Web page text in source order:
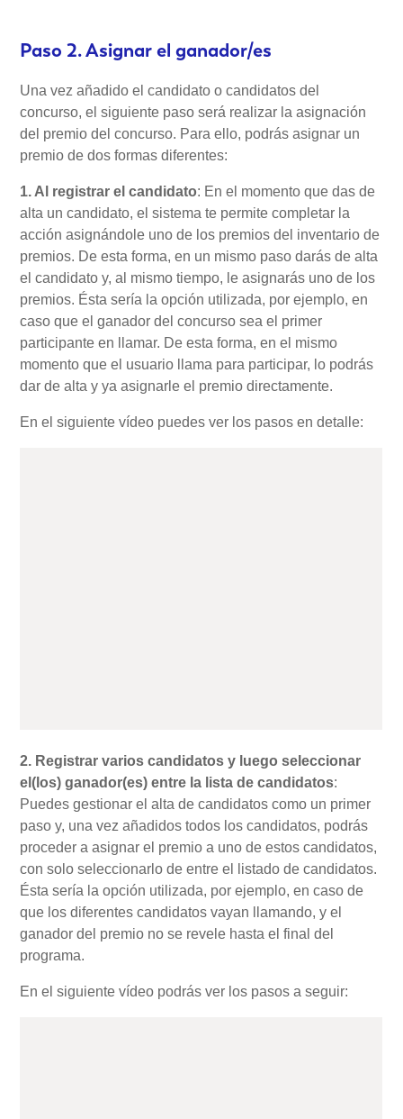
Paso 2. Asignar el ganador/es
Una vez añadido el candidato o candidatos del
concurso, el siguiente paso será realizar la asignación
del premio del concurso. Para ello, podrás asignar un
premio de dos formas diferentes:
1. Al registrar el candidato: En el momento que das de
alta un candidato, el sistema te permite completar la
acción asignándole uno de los premios del inventario de
premios. De esta forma, en un mismo paso darás de alta
el candidato y, al mismo tiempo, le asignarás uno de los
premios. Ésta sería la opción utilizada, por ejemplo, en
caso que el ganador del concurso sea el primer
participante en llamar. De esta forma, en el mismo
momento que el usuario llama para participar, lo podrás
dar de alta y ya asignarle el premio directamente.
En el siguiente vídeo puedes ver los pasos en detalle:
2. Registrar varios candidatos y luego seleccionar
el(los) ganador(es) entre la lista de candidatos:
Puedes gestionar el alta de candidatos como un primer
paso y, una vez añadidos todos los candidatos, podrás
proceder a asignar el premio a uno de estos candidatos,
con solo seleccionarlo de entre el listado de candidatos.
Ésta sería la opción utilizada, por ejemplo, en caso de
que los diferentes candidatos vayan llamando, y el
ganador del premio no se revele hasta el final del
programa.
En el siguiente vídeo podrás ver los pasos a seguir: